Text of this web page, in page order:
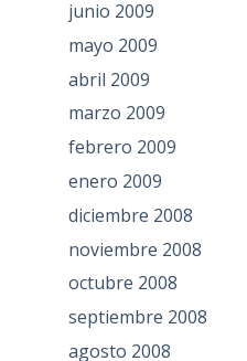
junio 2009
mayo 2009
abril 2009
marzo 2009
febrero 2009
enero 2009
diciembre 2008
noviembre 2008
octubre 2008
septiembre 2008
agosto 2008